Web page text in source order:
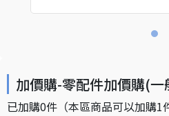
加價購-零配件加價購(一
已加購0件 （本區商品可以加購1